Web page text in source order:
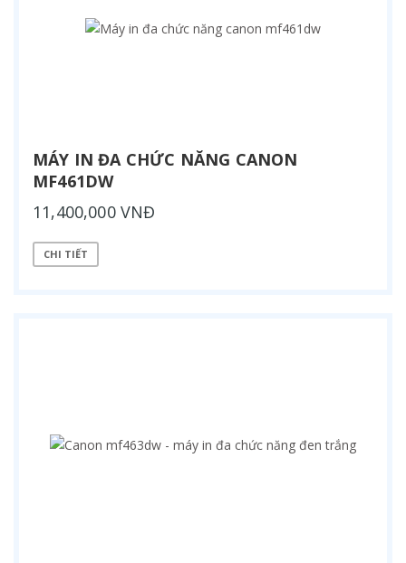
MÁY IN ĐA CHỨC NĂNG CANON
MF461DW
11,400,000 VNĐ
CHI TIẾT